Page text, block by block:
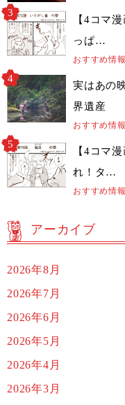
【4コマ
っぱ…
おすすめ情報
実はあの
界遺産
おすすめ情報
【4コマ
れ！タ…
おすすめ情報
アーカイブ
2026年8月
2026年7月
2026年6月
2026年5月
2026年4月
2026年3月